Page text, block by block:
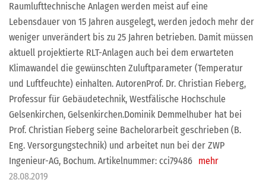
Raumlufttechnische Anlagen werden meist auf eine
Lebensdauer von 15 Jahren ausgelegt, werden jedoch mehr der
weniger unverändert bis zu 25 Jahren betrieben. Damit müssen
aktuell projektierte RLT-Anlagen auch bei dem erwarteten
Klimawandel die gewünschten Zuluftparameter (Temperatur
und Luftfeuchte) einhalten. AutorenProf. Dr. Christian Fieberg,
Professur für Gebäudetechnik, Westfälische Hochschule
Gelsenkirchen, Gelsenkirchen.Dominik Demmelhuber hat bei
Prof. Christian Fieberg seine Bachelorarbeit geschrieben (B.
Eng. Versorgungstechnik) und arbeitet nun bei der ZWP
Ingenieur-AG, Bochum. Artikelnummer: cci79486 mehr
28.08.2019